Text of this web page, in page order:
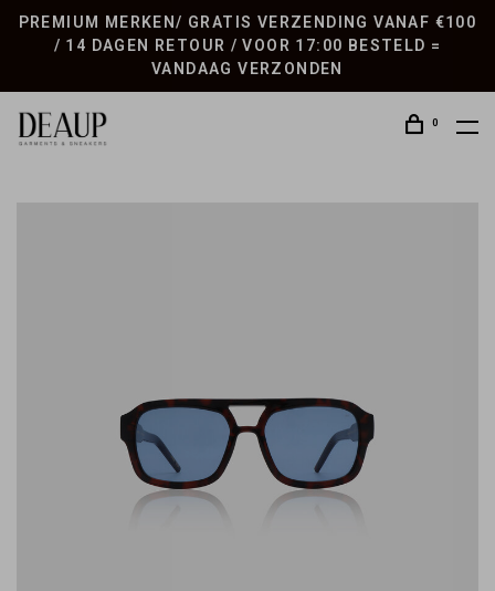
PREMIUM MERKEN/ GRATIS VERZENDING VANAF €100
/ 14 DAGEN RETOUR / VOOR 17:00 BESTELD =
VANDAAG VERZONDEN
0